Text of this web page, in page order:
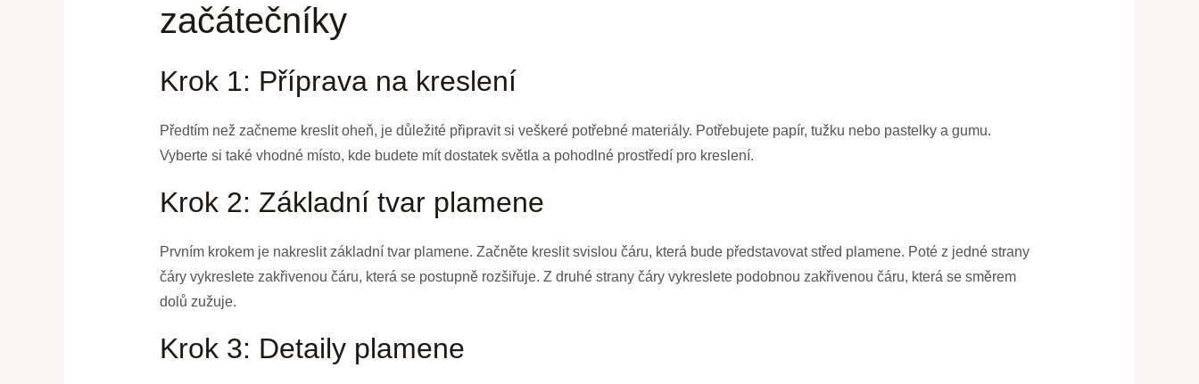
začátečníky
Krok 1: Příprava na kreslení
Předtím než začneme kreslit oheň, je důležité připravit si veškeré potřebné materiály. Potřebujete papír, tužku nebo pastelky a gumu.
Vyberte si také vhodné místo, kde budete mít dostatek světla a pohodlné prostředí pro kreslení.
Krok 2: Základní tvar plamene
Prvním krokem je nakreslit základní tvar plamene. Začněte kreslit svislou čáru, která bude představovat střed plamene. Poté z jedné strany
čáry vykreslete zakřivenou čáru, která se postupně rozšiřuje. Z druhé strany čáry vykreslete podobnou zakřivenou čáru, která se směrem
dolů zužuje.
Krok 3: Detaily plamene